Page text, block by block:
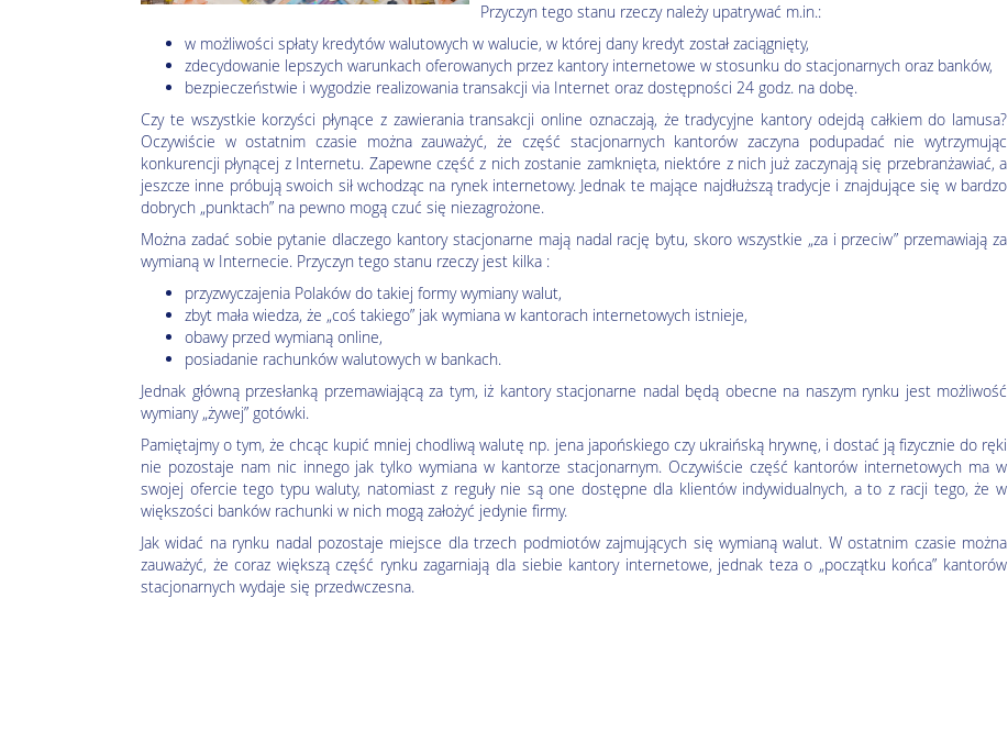
Przyczyn tego stanu rzeczy należy upatrywać m.in.:
w możliwości spłaty kredytów walutowych w walucie, w której dany kredyt został zaciągnięty,
zdecydowanie lepszych warunkach oferowanych przez kantory internetowe w stosunku do stacjonarnych oraz banków,
bezpieczeństwie i wygodzie realizowania transakcji via Internet oraz dostępności 24 godz. na dobę.
Czy te wszystkie korzyści płynące z zawierania transakcji online oznaczają, że tradycyjne kantory odejdą całkiem do lamusa?
Oczywiście w ostatnim czasie można zauważyć, że część stacjonarnych kantorów zaczyna podupadać nie wytrzymując
konkurencji płynącej z Internetu. Zapewne część z nich zostanie zamknięta, niektóre z nich już zaczynają się przebranżawiać, a
jeszcze inne próbują swoich sił wchodząc na rynek internetowy. Jednak te mające najdłuższą tradycje i znajdujące się w bardzo
dobrych „punktach” na pewno mogą czuć się niezagrożone.
Można zadać sobie pytanie dlaczego kantory stacjonarne mają nadal rację bytu, skoro wszystkie „za i przeciw” przemawiają za
wymianą w Internecie. Przyczyn tego stanu rzeczy jest kilka :
przyzwyczajenia Polaków do takiej formy wymiany walut,
zbyt mała wiedza, że „coś takiego” jak wymiana w kantorach internetowych istnieje,
obawy przed wymianą online,
posiadanie rachunków walutowych w bankach.
Jednak główną przesłanką przemawiającą za tym, iż kantory stacjonarne nadal będą obecne na naszym rynku jest możliwość
wymiany „żywej” gotówki.
Pamiętajmy o tym, że chcąc kupić mniej chodliwą walutę np. jena japońskiego czy ukraińską hrywnę, i dostać ją fizycznie do ręki
nie pozostaje nam nic innego jak tylko wymiana w kantorze stacjonarnym. Oczywiście część kantorów internetowych ma w
swojej ofercie tego typu waluty, natomiast z reguły nie są one dostępne dla klientów indywidualnych, a to z racji tego, że w
większości banków rachunki w nich mogą założyć jedynie firmy.
Jak widać na rynku nadal pozostaje miejsce dla trzech podmiotów zajmujących się wymianą walut. W ostatnim czasie można
zauważyć, że coraz większą część rynku zagarniają dla siebie kantory internetowe, jednak teza o „początku końca” kantorów
stacjonarnych wydaje się przedwczesna.